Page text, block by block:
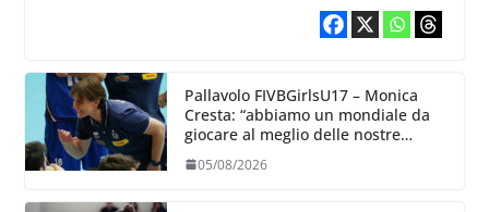
Pallavolo FIVBGirlsU17 – Monica
Cresta: “abbiamo un mondiale da
giocare al meglio delle nostre
capacità”
05/08/2026